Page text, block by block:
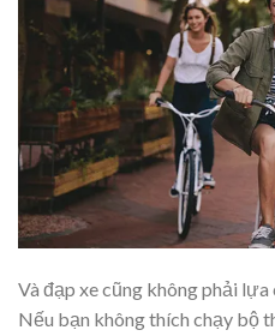
Và đạp xe cũng không phải lựa
Nếu bạn không thích chạy bộ